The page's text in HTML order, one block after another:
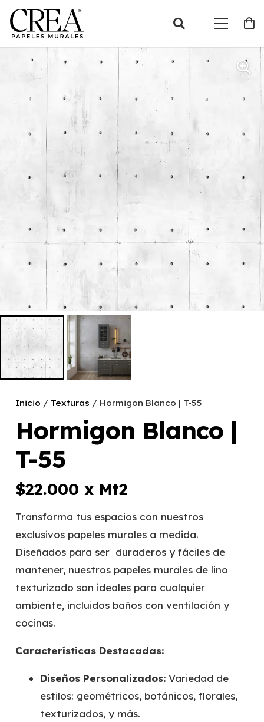
Inicio / Texturas / Hormigon Blanco | T-55
Hormigon Blanco |
T-55
$22.000 x Mt2
Transforma tus espacios con nuestros
exclusivos papeles murales a medida.
Diseñados para ser duraderos y fáciles de
mantener, nuestros papeles murales de lino
texturizado son ideales para cualquier
ambiente, incluidos baños con ventilación y
cocinas.
Características Destacadas:
Diseños Personalizados: Variedad de
estilos: geométricos, botánicos, florales,
texturizados, y más.